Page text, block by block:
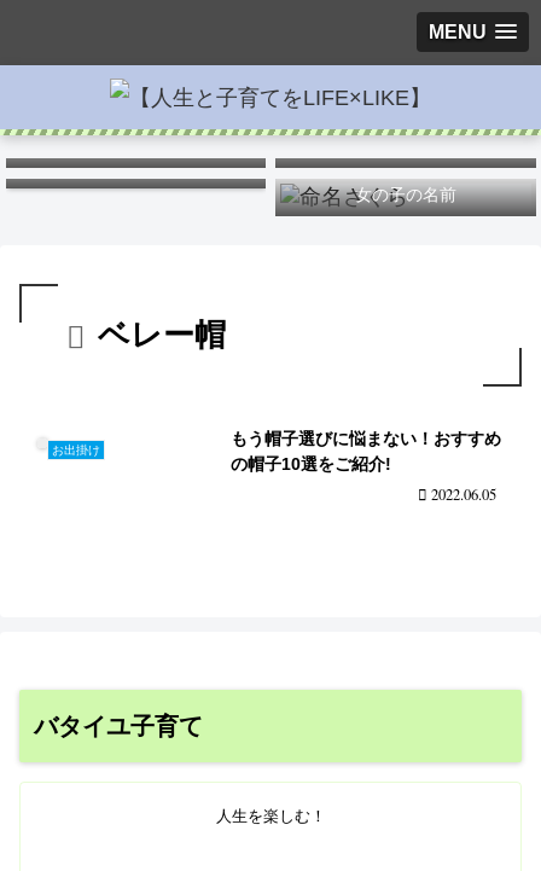
MENU
つわりを楽に
女の子の名前
ベレー帽
お出掛け
もう帽子選びに悩まない！おすすめ
の帽子10選をご紹介!
2022.06.05
バタイユ子育て
人生を楽しむ！